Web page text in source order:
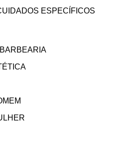
ESPECÍFICOS